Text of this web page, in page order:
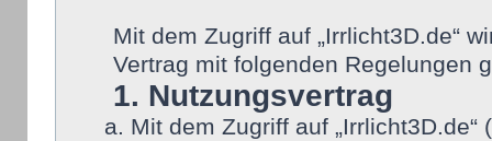
Mit dem Zugriff auf „Irrlicht3D.de“
Vertrag mit folgenden Regelungen
1. Nutzungsvertrag
Mit dem Zugriff auf